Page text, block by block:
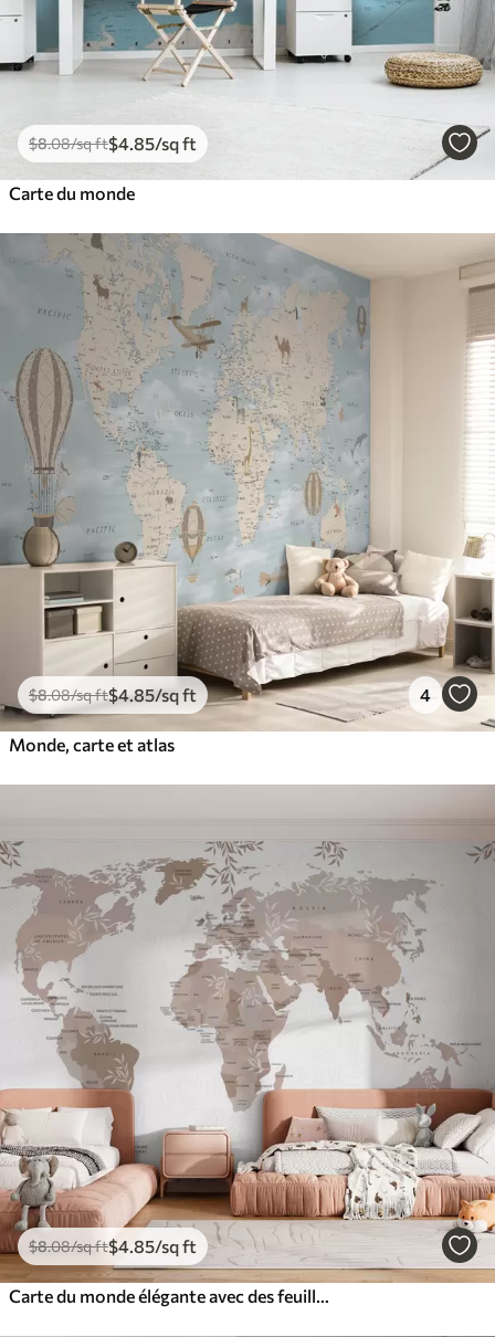
$8.08/sq ft$4.85/sq ft
Carte du monde
$8.08/sq ft$4.85/sq ft 4
Monde, carte et atlas
$8.08/sq ft$4.85/sq ft
Carte du monde élégante avec des feuilles et des plantes